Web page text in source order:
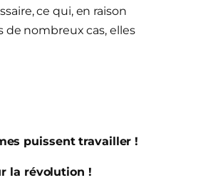
ce qui, en raison
nombreux cas, elles
puissent travailler !
la révolution !